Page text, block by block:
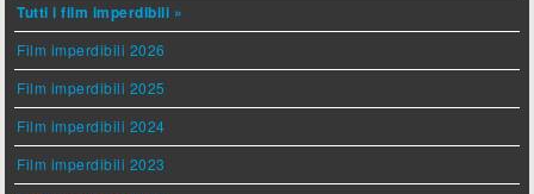
Tutti i film imperdibili »
Film imperdibili 2026
Film imperdibili 2025
Film imperdibili 2024
Film imperdibili 2023